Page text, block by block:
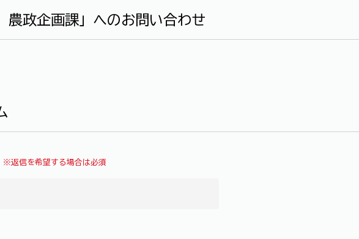
農政企画課」へのお問い合わせ
※返信を希望する場合は必須